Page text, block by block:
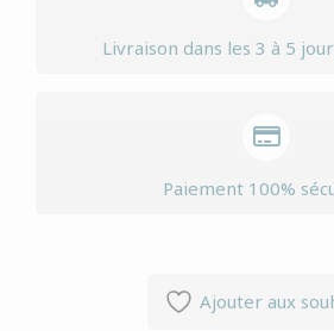
Livraison dans les 3 à 5
Paiement 100%
Ajouter aux